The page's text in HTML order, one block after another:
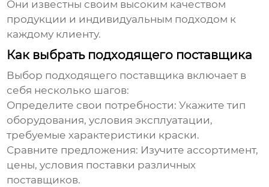
Они известны своим высоким качеством
продукции и индивидуальным подходом к
каждому клиенту.
Как выбрать подходящего поставщика
Выбор подходящего поставщика включает в
себя несколько шагов:
Определите свои потребности: Укажите тип
оборудования, условия эксплуатации,
требуемые характеристики краски.
Сравните предложения: Изучите ассортимент,
цены, условия поставки различных
поставщиков.